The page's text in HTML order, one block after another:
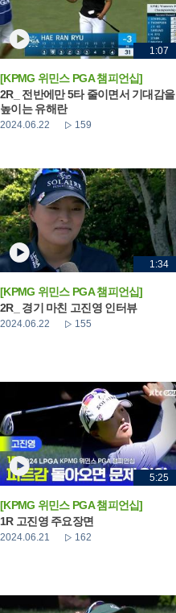
1:07
[KPMG 위민스 PGA 챔피언십]
2R_ 전반에만 5타 줄이면서 기대감을
높이는 유해란
2024.06.22 159
1:34
[KPMG 위민스 PGA 챔피언십]
2R_ 경기 마친 고진영 인터뷰
2024.06.22 155
5:25
[KPMG 위민스 PGA 챔피언십]
1R 고진영 주요장면
2024.06.21 162